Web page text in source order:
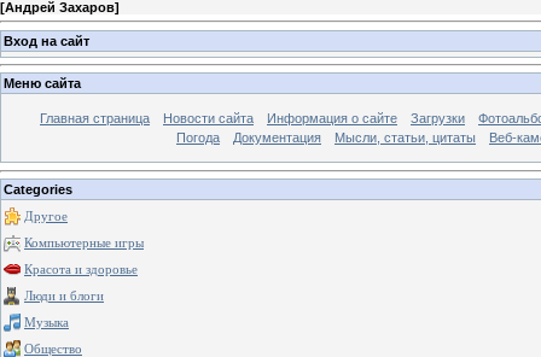
[Андрей Захаров]
Вход на сайт
Меню сайта
Главная страница Новости сайта Информация о сайте Загрузки
Погода
Документация Мысли, статьи, цитаты Веб-
Categories
Другое
Компьютерные игры
Красота и здоровье
Люди и блоги
Музыка
Общество